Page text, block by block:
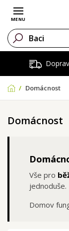
Otevřít menu
MENU
Domácnost
Domácnost
Vše pro
jednoduše.
Domov